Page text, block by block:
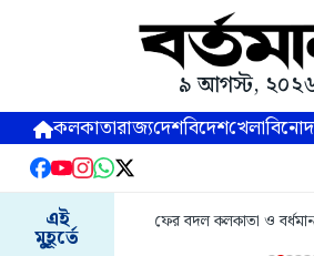
৯ আগস্ট,
কলকাতারাজ্যদেশবিদেশখেলা
এই
মুহূর্তে
ফের বদল কলকাতা ও